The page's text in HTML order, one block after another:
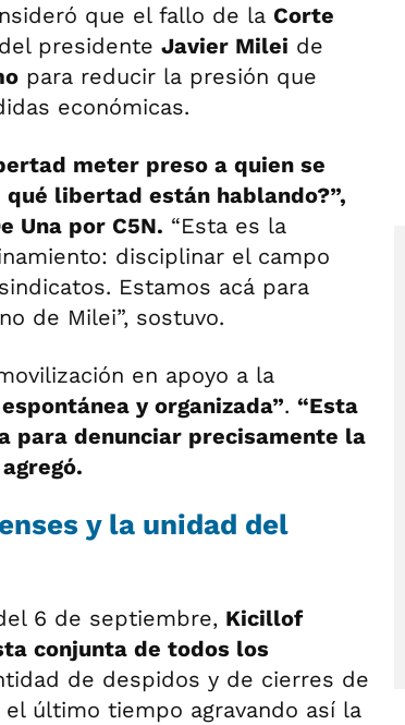
que el fallo de la Corte
presidente Javier Milei de
para reducir la presión que
económicas.
meter preso a quien se
libertad están hablando?”,
Una por C5N. “Esta es la
disciplinar el campo
Estamos acá para
de Milei”, sostuvo.
en apoyo a la
y organizada”. “Esta
para denunciar precisamente la
y la unidad del
6 de septiembre, Kicillof
conjunta de todos los
de despidos y de cierres de
último tiempo agravando así la